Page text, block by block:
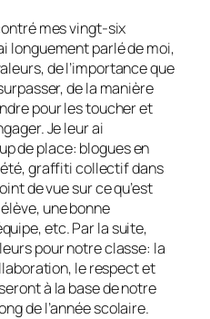
mes vingt-six
longuement parlé de moi,
de l’importance que
de la manière
pour les toucher et
Je leur ai
de place: blogues en
graffiti collectif dans
de vue sur ce qu’est
une bonne
etc. Par la suite,
pour notre classe: la
le respect et
à la base de notre
de l’année scolaire.